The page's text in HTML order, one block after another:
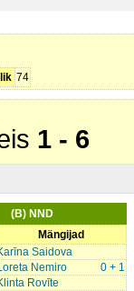
74 (
1 - 6
(B) NND
Mängijad
Saidova
0 + 1
Nemiro
Rovīte